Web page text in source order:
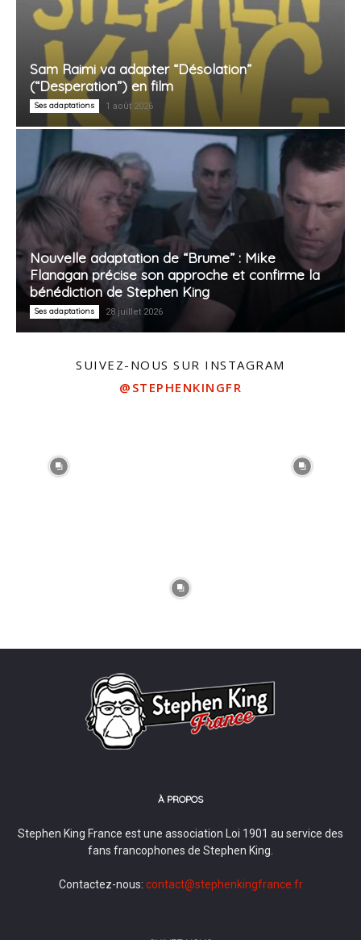
Sam Raimi va adapter “Désolation”
(“Desperation”) en film
Ses adaptations 1 août 2026
Nouvelle adaptation de “Brume” : Mike
Flanagan précise son approche et confirme la
bénédiction de Stephen King
Ses adaptations 28 juillet 2026
SUIVEZ-NOUS SUR INSTAGRAM
@STEPHENKINGFR
À PROPOS
Stephen King France est une association Loi 1901 au service des
fans francophones de Stephen King.
Contactez-nous: contact@stephenkingfrance.fr